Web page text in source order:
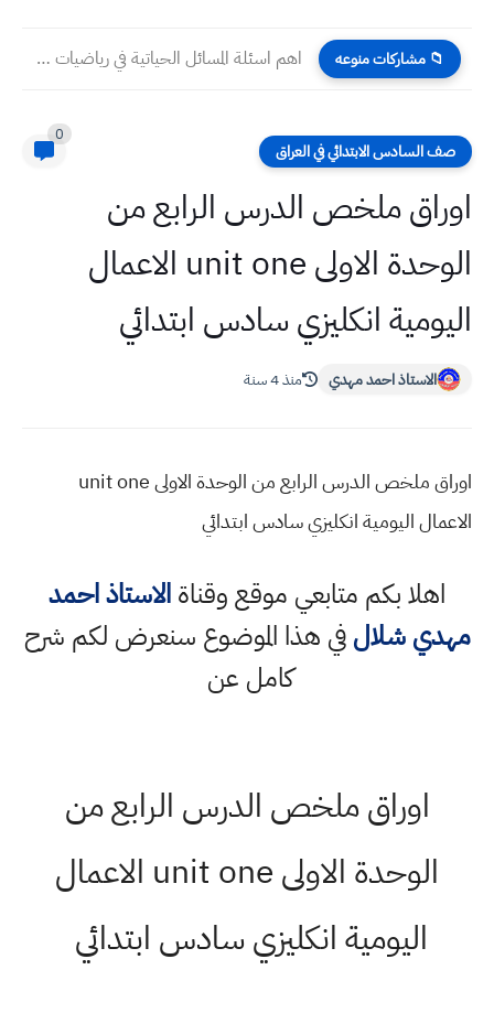
📁 مشاركات منوعه اهم اسئلة المسائل الحياتية في رياضيات الثالث متوسط الفصل 1...
صف السادس الابتدائي في العراق
0
اوراق ملخص الدرس الرابع من
الوحدة الاولى unit one الاعمال
اليومية انكليزي سادس ابتدائي
الاستاذ احمد مهدي منذ 4 سنة
اوراق ملخص الدرس الرابع من الوحدة الاولى unit one
الاعمال اليومية انكليزي سادس ابتدائي
اهلا بكم متابعي موقع وقناةالاستاذ احمد
مهدي شلالفي هذا الموضوع سنعرض لكم شرح
كامل عن
اوراق ملخص الدرس الرابع من
الوحدة الاولى unit one الاعمال
اليومية انكليزي سادس ابتدائي